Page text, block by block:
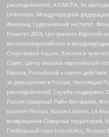
расследователей, АЛЛАТРА, За
UnKremlin, Международная
Финланд, Гудзоновский институт,
Комитет-2024, Центрально-
восточноевропейских и
Сторожевой башни, Библии и
Совет, Центр анализа европейской
Европа, Российский комитет
за демократию в России, Настоящая
расследователей, Служба
Россия Северный Рейн-Вестфалия,
комитет России, Russie-Libertes, La
возвращение Северных территорий,
Глобальный союз IndustriALL,